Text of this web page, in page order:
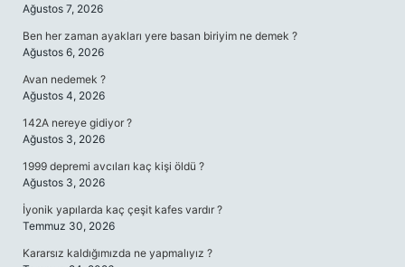
Ağustos 7, 2026
Ben her zaman ayakları yere basan biriyim ne demek ?
Ağustos 6, 2026
Avan nedemek ?
Ağustos 4, 2026
142A nereye gidiyor ?
Ağustos 3, 2026
1999 depremi avcıları kaç kişi öldü ?
Ağustos 3, 2026
İyonik yapılarda kaç çeşit kafes vardır ?
Temmuz 30, 2026
Kararsız kaldığımızda ne yapmalıyız ?